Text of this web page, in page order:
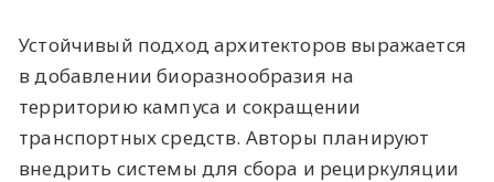
Устойчивый подход архитекторов выражается
в добавлении биоразнообразия на
территорию кампуса и сокращении
транспортных средств. Авторы планируют
внедрить системы для сбора и рециркуляции